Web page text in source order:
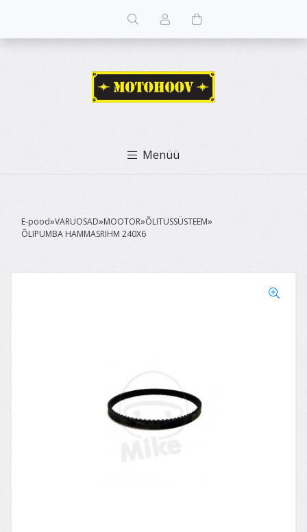
Menüü
E-pood»VARUOSAD»MOOTOR»ÕLITUSSÜSTEEM»
ÕLIPUMBA HAMMASRIHM 240X6